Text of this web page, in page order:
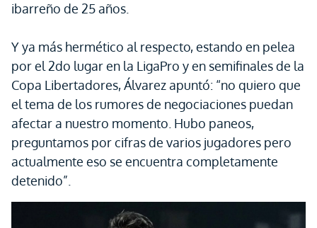
ibarreño de 25 años.
Y ya más hermético al respecto, estando en pelea
por el 2do lugar en la LigaPro y en semifinales de la
Copa Libertadores, Álvarez apuntó: “no quiero que
el tema de los rumores de negociaciones puedan
afectar a nuestro momento. Hubo paneos,
preguntamos por cifras de varios jugadores pero
actualmente eso se encuentra completamente
detenido”.